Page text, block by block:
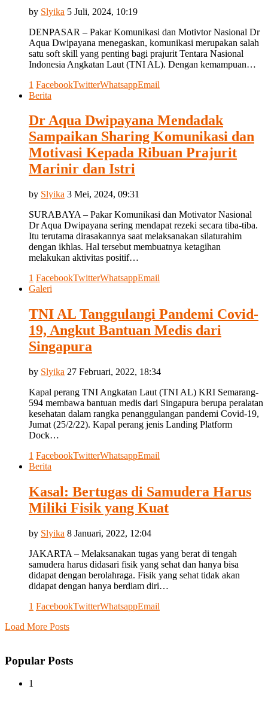
by Slyika 5 Juli, 2024, 10:19
DENPASAR – Pakar Komunikasi dan Motivtor Nasional Dr
Aqua Dwipayana menegaskan, komunikasi merupakan salah
satu soft skill yang penting bagi prajurit Tentara Nasional
Indonesia Angkatan Laut (TNI AL). Dengan kemampuan…
1 FacebookTwitterWhatsappEmail
Berita
Dr Aqua Dwipayana Mendadak
Sampaikan Sharing Komunikasi dan
Motivasi Kepada Ribuan Prajurit
Marinir dan Istri
by Slyika 3 Mei, 2024, 09:31
SURABAYA – Pakar Komunikasi dan Motivator Nasional
Dr Aqua Dwipayana sering mendapat rezeki secara tiba-tiba.
Itu terutama dirasakannya saat melaksanakan silaturahim
dengan ikhlas. Hal tersebut membuatnya ketagihan
melakukan aktivitas positif…
1 FacebookTwitterWhatsappEmail
Galeri
TNI AL Tanggulangi Pandemi Covid-
19, Angkut Bantuan Medis dari
Singapura
by Slyika 27 Februari, 2022, 18:34
Kapal perang TNI Angkatan Laut (TNI AL) KRI Semarang-
594 membawa bantuan medis dari Singapura berupa peralatan
kesehatan dalam rangka penanggulangan pandemi Covid-19,
Jumat (25/2/22). Kapal perang jenis Landing Platform
Dock…
1 FacebookTwitterWhatsappEmail
Berita
Kasal: Bertugas di Samudera Harus
Miliki Fisik yang Kuat
by Slyika 8 Januari, 2022, 12:04
JAKARTA – Melaksanakan tugas yang berat di tengah
samudera harus didasari fisik yang sehat dan hanya bisa
didapat dengan berolahraga. Fisik yang sehat tidak akan
didapat dengan hanya berdiam diri…
1 FacebookTwitterWhatsappEmail
Load More Posts
Popular Posts
1